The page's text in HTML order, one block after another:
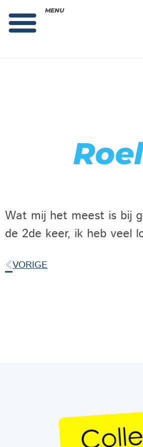
MENU
Wat mij het meest is bij
de 2de keer, ik heb veel
VORIGE